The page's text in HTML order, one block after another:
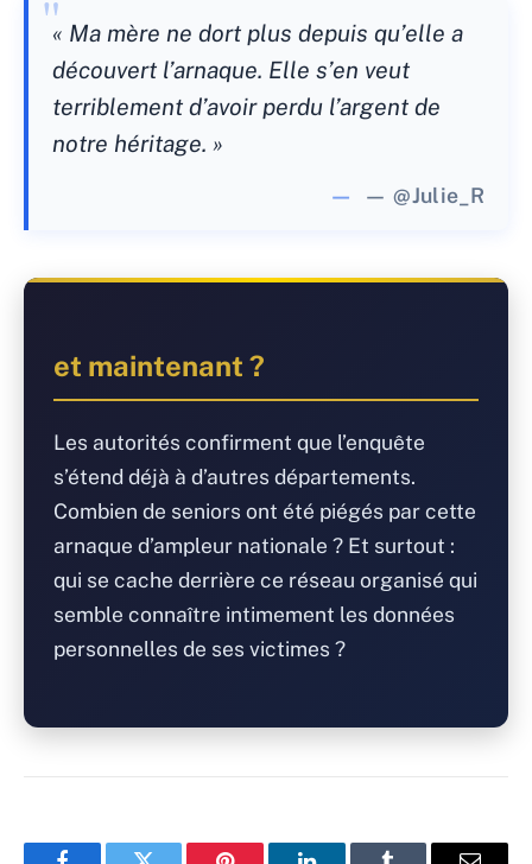
« Ma mère ne dort plus depuis qu’elle a
découvert l’arnaque. Elle s’en veut
terriblement d’avoir perdu l’argent de
notre héritage. »
— @Julie_R
et maintenant ?
Les autorités confirment que l’enquête
s’étend déjà à d’autres départements.
Combien de seniors ont été piégés par cette
arnaque d’ampleur nationale ? Et surtout :
qui se cache derrière ce réseau organisé qui
semble connaître intimement les données
personnelles de ses victimes ?